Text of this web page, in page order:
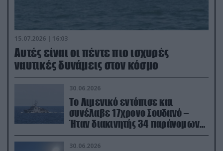
15.07.2026 | 16:03
Aυτές είναι οι πέντε πιο ισχυρές
ναυτικές δυνάμεις στον κόσμο
30.06.2026
Το Λιμενικό εντόπισε και
συνέλαβε 17χρονο Σουδανό –
Ήταν διακινητής 34 παράνομων
μεταναστών
30.06.2026